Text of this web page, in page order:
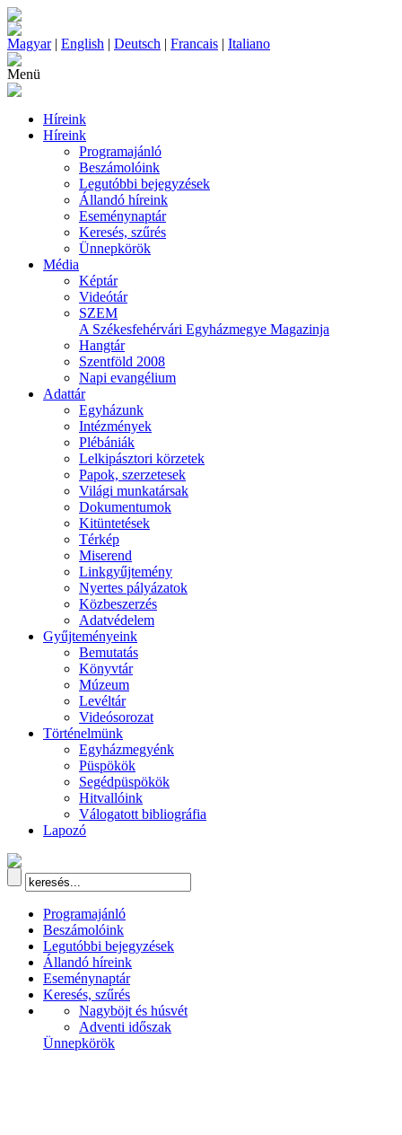
Magyar| English | Deutsch | Francais | Italiano
Menü
Híreink
Híreink
Programajánló
Beszámolóink
Legutóbbi bejegyzések
Állandó híreink
Eseménynaptár
Keresés, szűrés
Ünnepkörök
Média
Képtár
Videótár
SZEM
A Székesfehérvári Egyházmegye Magazinja
Hangtár
Szentföld 2008
Napi evangélium
Adattár
Egyházunk
Intézmények
Plébániák
Lelkipásztori körzetek
Papok, szerzetesek
Világi munkatársak
Dokumentumok
Kitüntetések
Térkép
Miserend
Linkgyűjtemény
Nyertes pályázatok
Közbeszerzés
Adatvédelem
Gyűjteményeink
Bemutatás
Könyvtár
Múzeum
Levéltár
Videósorozat
Történelmünk
Egyházmegyénk
Püspökök
Segédpüspökök
Hitvallóink
Válogatott bibliográfia
Lapozó
Programajánló
Beszámolóink
Legutóbbi bejegyzések
Állandó híreink
Eseménynaptár
Keresés, szűrés
Nagyböjt és húsvét
Adventi időszak
Ünnepkörök